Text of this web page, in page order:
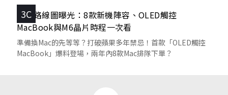
3C
蘋果路線圖曝光：8款新機陣容、OLED觸控
MacBook與M6晶片時程一次看
準備換Mac的先等等？打破蘋果多年禁忌！首款「OLED觸控
MacBook」爆料登場，兩年內8款Mac排隊下單？